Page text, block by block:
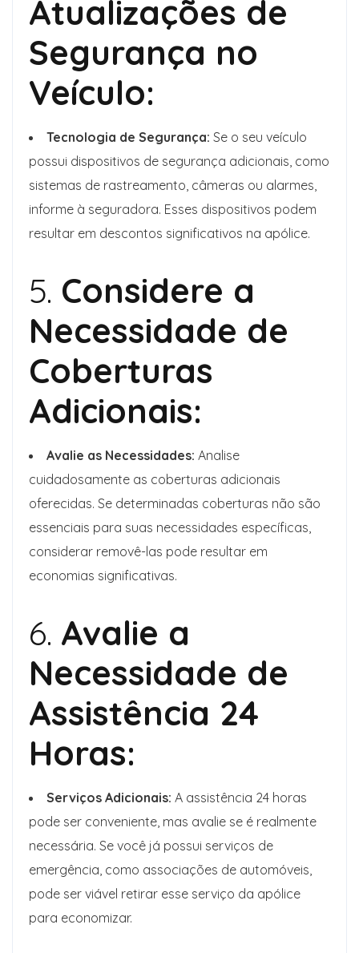
Atualizações de
Segurança no
Veículo:
Tecnologia de Segurança: Se o seu veículo
possui dispositivos de segurança adicionais, como
sistemas de rastreamento, câmeras ou alarmes,
informe à seguradora. Esses dispositivos podem
resultar em descontos significativos na apólice.
5. Considere a
Necessidade de
Coberturas
Adicionais:
Avalie as Necessidades: Analise
cuidadosamente as coberturas adicionais
oferecidas. Se determinadas coberturas não são
essenciais para suas necessidades específicas,
considerar removê-las pode resultar em
economias significativas.
6. Avalie a
Necessidade de
Assistência 24
Horas:
Serviços Adicionais: A assistência 24 horas
pode ser conveniente, mas avalie se é realmente
necessária. Se você já possui serviços de
emergência, como associações de automóveis,
pode ser viável retirar esse serviço da apólice
para economizar.